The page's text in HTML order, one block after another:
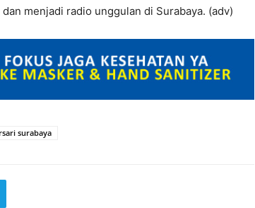
menjadi radio unggulan di Surabaya. (adv)
surabaya